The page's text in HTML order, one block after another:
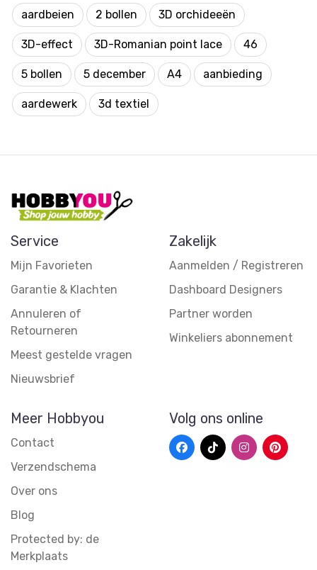
aardbeien 2 bollen 3D orchideeën
3D-effect 3D-Romanian point lace 46
5 bollen 5 december A4 aanbieding
aardewerk 3d textiel
Service
Mijn Favorieten
Garantie & Klachten
Annuleren of
Retourneren
Meest gestelde vragen
Nieuwsbrief
Zakelijk
Aanmelden / Registreren
Dashboard Designers
Partner worden
Winkeliers abonnement
Meer Hobbyou
Contact
Verzendschema
Over ons
Blog
Protected by: de
Merkplaats
Volg ons online